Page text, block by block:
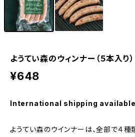
ようてい森のウィンナー（５本入り）
¥648
International shipping available
ようてい森のウインナーは、全部で４種